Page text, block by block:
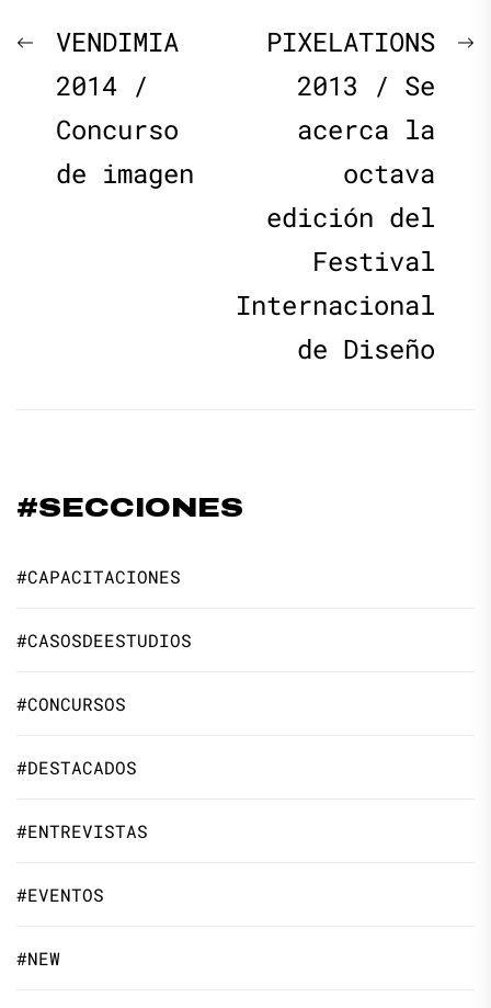
Navegación
de
entradas
Previous
post:
VENDIMIA
2014 /
Concurso
de imagen
PIXELATIONS
2013 / Se
acerca la
octava
edición del
Festival
Internacional
de Diseño
#SECCIONES
#CAPACITACIONES
#CASOSDEESTUDIOS
#CONCURSOS
#DESTACADOS
#ENTREVISTAS
#EVENTOS
#NEW